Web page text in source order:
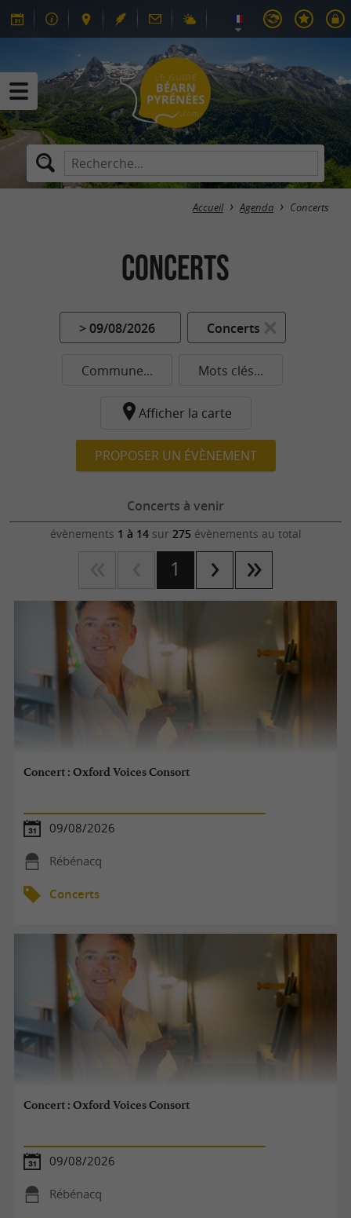
Accueil Agenda Concerts
Concerts
> 09/08/2026 Concerts
Commune... Mots clés...
Afficher la carte
PROPOSER UN ÉVÈNEMENT
Concerts à venir
évènements 1 à 14sur 275 évènements au total
1
Concert : Oxford Voices Consort
09/08/2026
Rébénacq
Concerts
Concert : Oxford Voices Consort
09/08/2026
Rébénacq